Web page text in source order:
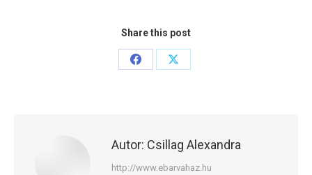
Share this post
Share
Share
Autor: Csillag Alexandra
http://www.ebarvahaz.hu